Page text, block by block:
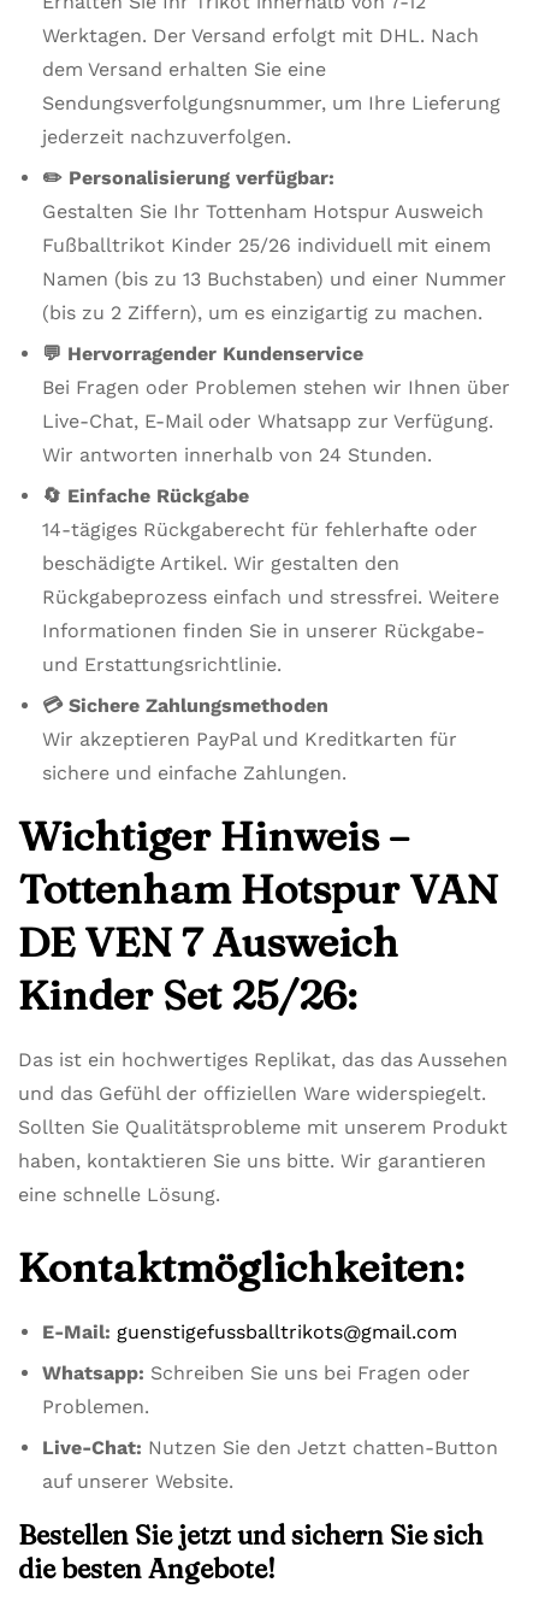
Werktagen. Der Versand erfolgt mit DHL. Nach
dem Versand erhalten Sie eine
Sendungsverfolgungsnummer, um Ihre Lieferung
jederzeit nachzuverfolgen.
✏️ Personalisierung verfügbar:
Gestalten Sie Ihr Tottenham Hotspur Ausweich
Fußballtrikot Kinder 25/26 individuell mit einem
Namen (bis zu 13 Buchstaben) und einer Nummer
(bis zu 2 Ziffern), um es einzigartig zu machen.
💬 Hervorragender Kundenservice
Bei Fragen oder Problemen stehen wir Ihnen über
Live-Chat, E-Mail oder Whatsapp zur Verfügung.
Wir antworten innerhalb von 24 Stunden.
🔄 Einfache Rückgabe
14-tägiges Rückgaberecht für fehlerhafte oder
beschädigte Artikel. Wir gestalten den
Rückgabeprozess einfach und stressfrei. Weitere
Informationen finden Sie in unserer Rückgabe-
und Erstattungsrichtlinie.
💳 Sichere Zahlungsmethoden
Wir akzeptieren PayPal und Kreditkarten für
sichere und einfache Zahlungen.
Wichtiger Hinweis –
Tottenham Hotspur VAN
DE VEN 7 Ausweich
Kinder Set 25/26:
Das ist ein hochwertiges Replikat, das das Aussehen
und das Gefühl der offiziellen Ware widerspiegelt.
Sollten Sie Qualitätsprobleme mit unserem Produkt
haben, kontaktieren Sie uns bitte. Wir garantieren
eine schnelle Lösung.
Kontaktmöglichkeiten:
E-Mail: guenstigefussballtrikots@gmail.com
Whatsapp: Schreiben Sie uns bei Fragen oder
Problemen.
Live-Chat: Nutzen Sie den Jetzt chatten-Button
auf unserer Website.
Bestellen Sie jetzt und sichern Sie sich
die besten Angebote!